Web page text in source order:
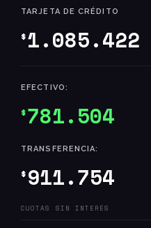
$1.085.422
TARJETA DE CRÉDITO
$781.504
EFECTIVO:
$911.754
TRANSFERENCIA:
CUOTAS SIN INTERÉS